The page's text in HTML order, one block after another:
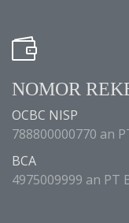
NOMOR
OCBC NISP
788800000770 an
BCA
4975009999 an PT